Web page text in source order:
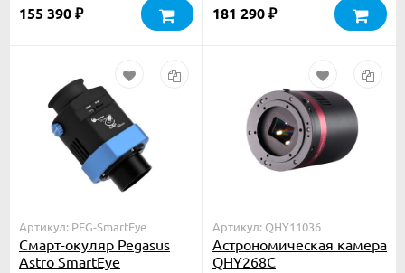
155 390 ₽ 181 290 ₽
Артикул: PEG-SmartEye
Смарт-окуляр Pegasus
Astro SmartEye
Артикул: QHY11036
Астрономическая камера
QHY268C